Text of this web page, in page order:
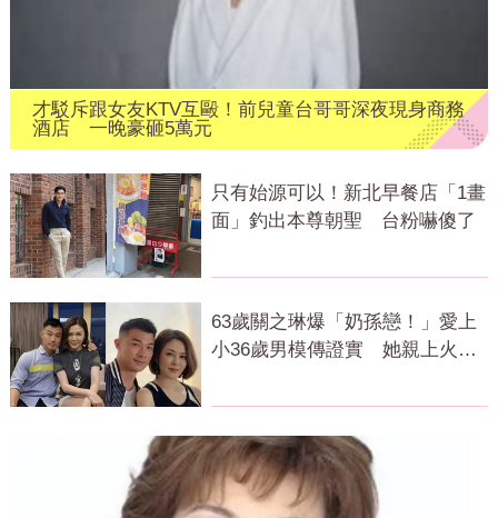
才駁斥跟女友KTV互毆！前兒童台哥哥深夜現身商務
酒店 一晚豪砸5萬元
只有始源可以！新北早餐店「1畫
面」釣出本尊朝聖 台粉嚇傻了
63歲關之琳爆「奶孫戀！」愛上
小36歲男模傳證實 她親上火線